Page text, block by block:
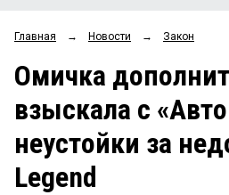
ОБЩЕСТВО
ЗАКОН
ПРОИСШЕСТВИЯ
Главная → Новости → Закон
Омичка
взыскала с
неустойки за
Legend